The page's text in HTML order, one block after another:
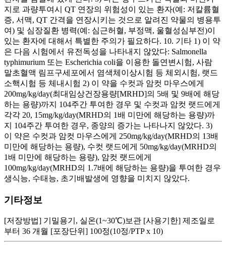
지로 과량투여시 QT 연장의 위험성이 있는 환자(예: 저칼륨혈
증, 서맥, QT 간격을 연장시키는 것으로 알려진 약물의 병용투
여) 및 심장질환 병력(예: 심근허혈, 부정맥, 울혈성심부전)이
있는 환자에 대해서 특별한 주의가 필요하다. 10. 기타 1) 이 약
은 다음 시험에서 유전독성을 나타내지 않았다: Salmonella
typhimurium 또는 Escherichia coli을 이용한 돌연변시험, 사람
말초혈액 림프구세포에서 염색체이상시험 등 체외시험, 랫드
소핵시험 등 체내시험 2) 이 약을 수컷과 암컷 마우스에게
200mg/kg/day(최대임상건장용량[MRHD]의 5배 및 9배에 해당
하는 용량)까지 104주간 투여한 경우 및 수컷과 암컷 랫드에게
각각 20, 15mg/kg/day(MRHD의 1배 미만에 해당하는 용량)까
지 104주간 투여한 경우, 종양의 증가는 나타나지 않았다. 3)
이 약은 수컷과 암컷 마우스에게 250mg/kg/day(MRHD의 13배
미만에 해당하는 용량), 수컷 랫드에게 50mg/kg/day(MRHD의
1배 미만에 해당하는 용량), 암컷 랫드에게
100mg/kg/day(MRHD의 1.7배에 해당하는 용량)을 투여한 경우
생식능, 수태능, 초기배발생에 영향을 미치지 않았다.
기타정보
[저장방법] 기밀용기, 실온(1~30℃)보관 [사용기한] 제조일로
부터 36 개월 [포장단위] 100정(10정/PTP x 10)